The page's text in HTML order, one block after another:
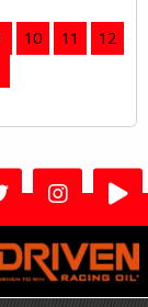
10 11
12